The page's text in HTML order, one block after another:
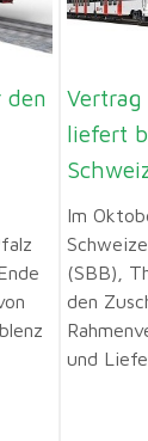
den
liefert
Im
(SBB),
den
und